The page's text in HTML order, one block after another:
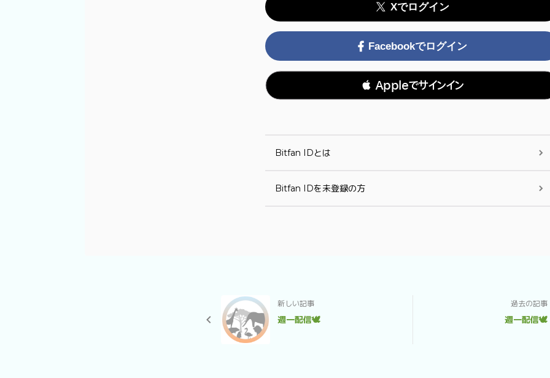
Xでログイン
Facebookでログイン
 Appleでサインイン
Bitfan IDとは
Bitfan IDを未登録の方
新しい記事
週一配信🕊️
過去の記事
週一配信🕊️